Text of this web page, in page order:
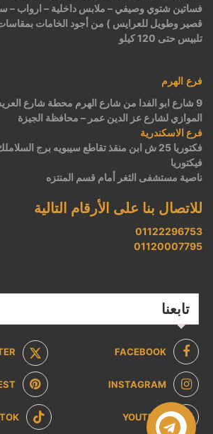
فساتين شتوي وصيفي – ملابس داخلية – ارواب –
قصير وطويل للعرايس ) من أجود الخامات
تلبيس حتى 120 كيلو
فرع الهرم
9 شارع ابو الفدا من شارع الهرم محطة شارع
الموازي لشارع عز الدين عمر – محافظة الجيزة
فرع الاسكندرية
فكتوريا 25 ش ابن منقذ تقاطع سيبويه برج
فيكتوريا
ناصية مستشفى الثغر أمام قسم المنتزه
للاتصال بنا على الأرقام التالية
01122296753
01120007795
تابعنا
FACEBOOK
INSTAGRAM
YOUTUBE